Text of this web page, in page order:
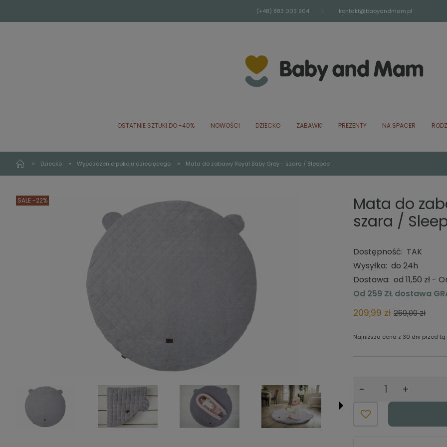
(+48) 883 003 904 | kontakt@babyandmam.pl
OSTATNIE SZTUKI DO -40% NOWOŚCI DZIECKO ZABAWKI PREZENTY NA SPACER
» Dziecko » Wyposażenie pokoju dziecięcego » Mata do zabawy Royal Baby Grey - szara / Sleepee
SALE -22%
Mata do
szara /
Dostępność: TAK
Wysyłka: do 24h
Dostawa: od 11,50 zł -
kosztów płatności
Od 259 ZŁ dostawa
209,99 zł 269,00 zł
Najniższa cena z 30 dni przed tą
produkt pojawił
- +